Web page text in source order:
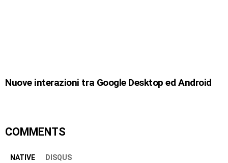
Nuove interazioni tra Google Desktop ed Android
COMMENTS
NATIVE DISQUS